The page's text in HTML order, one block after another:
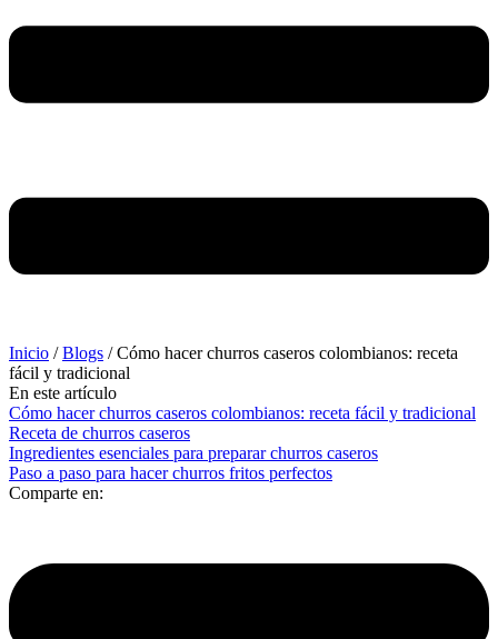
Inicio /Blogs /Cómo hacer churros caseros colombianos: receta
fácil y tradicional
En este artículo
Cómo hacer churros caseros colombianos: receta fácil y tradicional
Receta de churros caseros
Ingredientes esenciales para preparar churros caseros
Paso a paso para hacer churros fritos perfectos
Comparte en: